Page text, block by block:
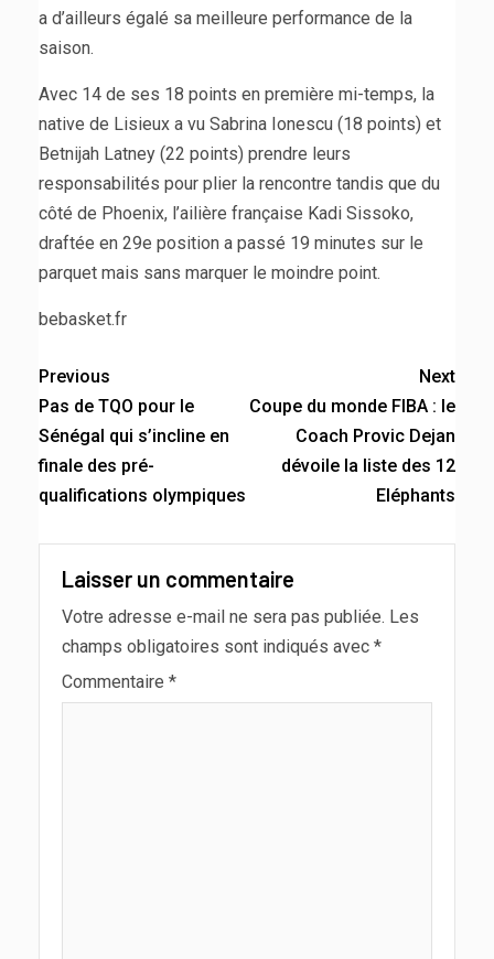
a d’ailleurs égalé sa meilleure performance de la
saison.
Avec 14 de ses 18 points en première mi-temps, la
native de Lisieux a vu Sabrina Ionescu (18 points) et
Betnijah Latney (22 points) prendre leurs
responsabilités pour plier la rencontre tandis que du
côté de Phoenix, l’ailière française Kadi Sissoko,
draftée en 29e position a passé 19 minutes sur le
parquet mais sans marquer le moindre point.
bebasket.fr
Previous
Pas de TQO pour le
Sénégal qui s’incline en
finale des pré-
qualifications olympiques
Next
Coupe du monde FIBA : le
Coach Provic Dejan
dévoile la liste des 12
Eléphants
Laisser un commentaire
Votre adresse e-mail ne sera pas publiée. Les
champs obligatoires sont indiqués avec *
Commentaire *